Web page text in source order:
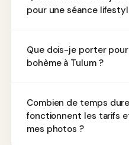
pour une séance
Que dois-je porter
bohème à Tulum ?
Combien de temps
fonctionnent les tarifs
mes photos ?